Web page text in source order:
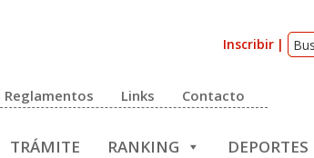
Inscribir
Reglamentos Links Contacto
TRÁMITE RANKING DEPORTES